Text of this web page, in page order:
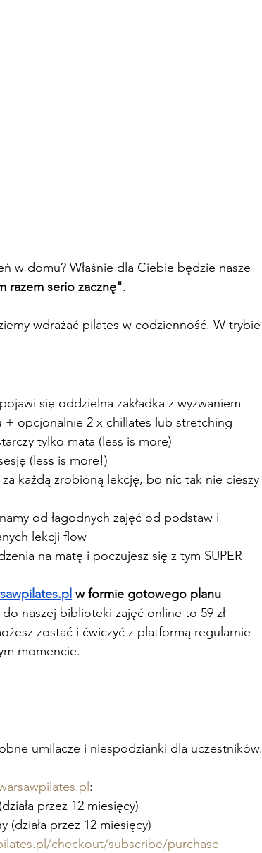
w domu? Właśnie dla Ciebie będzie nasze
razem serio zacznę".
wdrażać pilates w codzienność. W trybie
się oddzielna zakładka z wyzwaniem
opcjonalnie 2 x chillates lub stretching
tylko mata (less is more)
(less is more!)
każdą zrobioną lekcję, bo nic tak nie cieszy
od łagodnych zajęć od podstaw i
lekcji flow
na matę i poczujesz się z tym SUPER
w formie gotowego planu
naszej biblioteki zajęć online to 59 zł
zostać i ćwiczyć z platformą regularnie
momencie.
umilacze i niespodzianki dla uczestników.
:
przez 12 miesięcy)
(działa przez 12 miesięcy)
checkout/subscribe/purchase